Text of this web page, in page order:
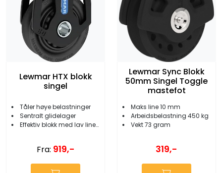
Lewmar HTX blokk
singel
Tåler høye belastninger
Sentralt glidelager
Effektiv blokk med lav lineslitasje
Fra: 919,-
Lewmar Sync Blokk
50mm Singel Toggle
mastefot
Maks line 10 mm
Arbeidsbelastning 450 kg
Vekt 73 gram
319,-